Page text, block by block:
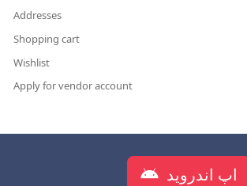
Addresses
Shopping cart
Wishlist
Apply for vendor account
اپ اندروید